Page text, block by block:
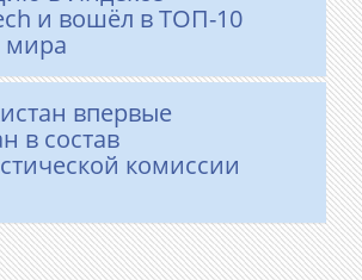
и вошёл в ТОП-10
мира
впервые
в состав
комиссии